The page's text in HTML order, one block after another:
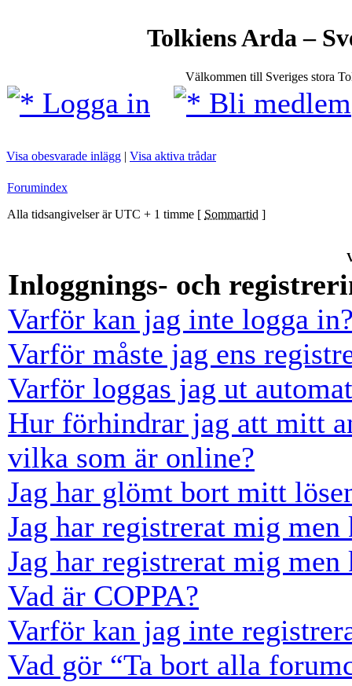
Tolkiens Arda –
Välkommen till Sveriges stora
Logga in Bli medlem
Visa obesvarade inlägg | Visa aktiva trådar
Forumindex
Alla tidsangivelser är UTC + 1 timme [ Sommartid ]
Inloggnings- och
Varför kan jag inte logga
Varför måste jag ens
Varför loggas jag ut
Hur förhindrar jag att mitt
vilka som är online?
Jag har glömt bort mitt
Jag har registrerat mig
Jag har registrerat mig
Vad är COPPA?
Varför kan jag inte
Vad gör “Ta bort alla